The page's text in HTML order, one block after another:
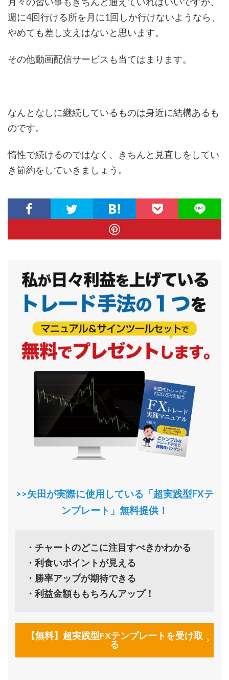
週に4回行ける所を月に1回しか行けないようなら、
やめても差し支えはないと思います。
その他動画配信サービスも当てはまります。
なんとなしに継続しているものは身近に結構あるも
のです。
惰性で続けるのではなく、きちんと見直しをしてい
き節約をしていきましょう。
>>矢田が実際に使用している「超実践型FXテ
ンプレート」無料提供！
・チャートのどこに注目すべきかわかる
・利食いポイントが見える
・勝率アップが期待できる
・利益金額ももちろんアップ！
【無料】超実践型FXテンプレートを受け取
る